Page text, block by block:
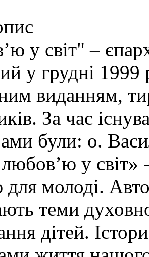
у світ" –
у грудні
виданням,
За час
були: о.
у світ»
молоді.
теми
дітей.